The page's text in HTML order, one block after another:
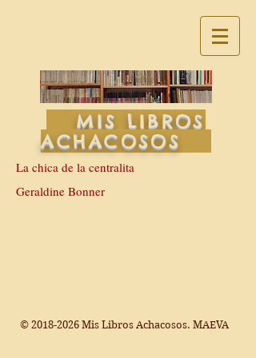
MIS LIBROS
ACHACOSOS
La chica de la centralita
Geraldine Bonner
© 2018-2026 Mis Libros Achacosos. MAEVA